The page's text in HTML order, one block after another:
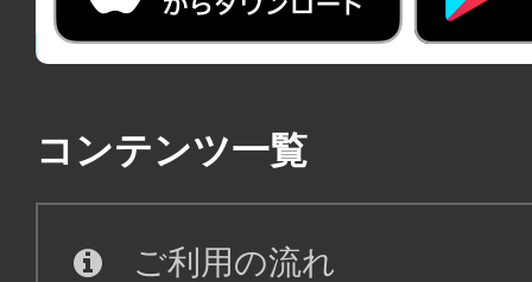
コンテンツ一覧
ご利用の流れ